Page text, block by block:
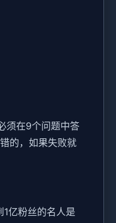
须在9个问题中答
的，如果失败就
1亿粉丝的名人是